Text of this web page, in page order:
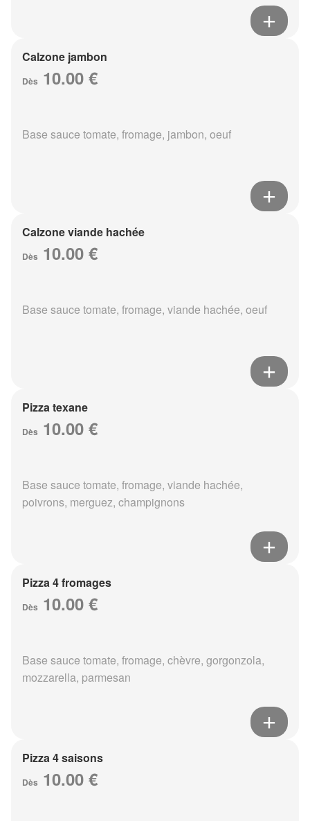
Calzone jambon
Dès 10.00 €
Base sauce tomate, fromage, jambon, oeuf
Calzone viande hachée
Dès 10.00 €
Base sauce tomate, fromage, viande hachée, oeuf
Pizza texane
Dès 10.00 €
Base sauce tomate, fromage, viande hachée,
poivrons, merguez, champignons
Pizza 4 fromages
Dès 10.00 €
Base sauce tomate, fromage, chèvre, gorgonzola,
mozzarella, parmesan
Pizza 4 saisons
Dès 10.00 €